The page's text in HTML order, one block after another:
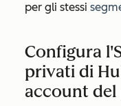
per gli stessi
Configura
privati di
account